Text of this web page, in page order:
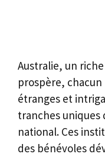
Australie, un
prospère,
étranges et
tranches
national. Ces
des bénévoles